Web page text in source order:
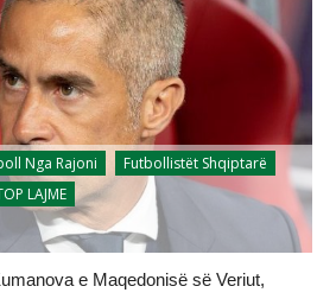
Nga Rajoni
Futbollistët Shqiptarë
LAJME
e Maqedonisë së Veriut,